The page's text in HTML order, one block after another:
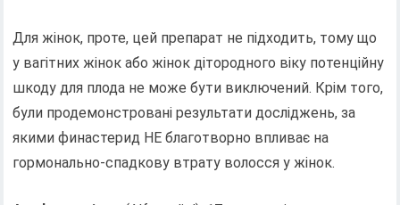
Для жінок, проте, цей препарат не підходить, тому що
у вагітних жінок або жінок дітородного віку потенційну
шкоду для плода не може бути виключений. Крім того,
були продемонстровані результати досліджень, за
якими финастерид НЕ благотворно впливає на
гормонально-спадкову втрату волосся у жінок.